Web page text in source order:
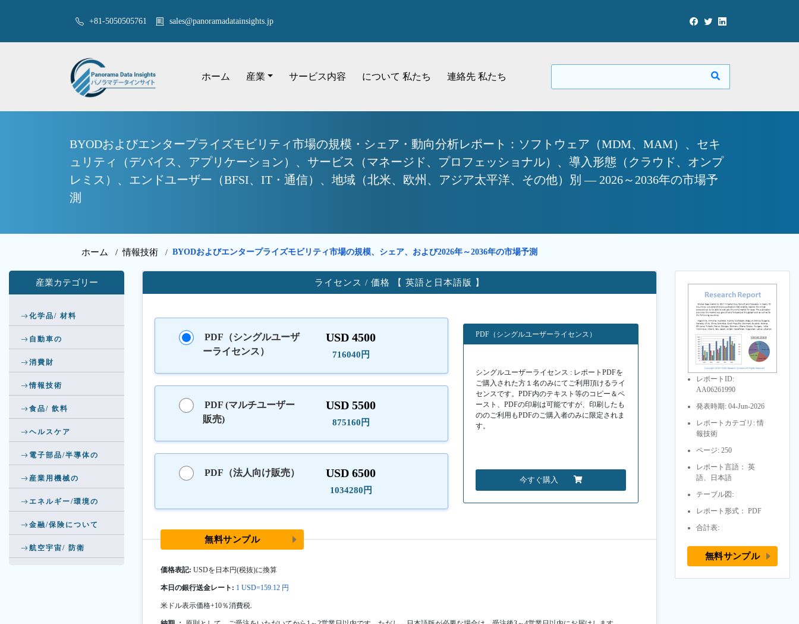
+81-5050505761 sales@panoramadatainsights.jp
ホーム 産業 サービス内容 について 私たち 連絡先 私たち
BYODおよびエンタープライズモビリティ市場の規模・シェア・動向分析レポート：ソフトウェア（MDM、MAM）、セキ
ュリティ（デバイス、アプリケーション）、サービス（マネージド、プロフェッショナル）、導入形態（クラウド、オンプ
レミス）、エンドユーザー（BFSI、IT・通信）、地域（北米、欧州、アジア太平洋、その他）別 ― 2026～2036年の市場予
測
ホーム /情報技術 / BYODおよびエンタープライズモビリティ市場の規模、シェア、および2026年～2036年の市場予測
産業カテゴリー
化学品/ 材料
自動車の
消費財
情報技術
食品/ 飲料
ヘルスケア
電子部品/半導体の
産業用機械の
エネルギー/環境の
金融/保険について
航空宇宙/ 防衛
ライセンス / 価格 【 英語と日本語版 】
PDF（シングルユーザ
ーライセンス）
USD 4500
716040円
PDF (マルチユーザー
販売)
USD 5500
875160円
PDF（法人向け販売） USD 6500
1034280円
PDF（シングルユーザーライセンス）
シングルユーザーライセンス : レポートPDFを
ご購入された方１名のみにてご利用頂けるライ
センスです。PDF内のテキスト等のコピー＆ペ
ースト、PDFの印刷は可能ですが、印刷したも
ののご利用もPDFのご購入者のみに限定されま
す。
今すぐ購入
無料サンプル
価格表記: USDを日本円(税抜)に換算
本日の銀行送金レート: 1 USD=159.12 円
米ドル表示価格+10％消費税.
レポートID:
AA06261990
発表時期: 04-Jun-2026
レポートカテゴリ: 情
報技術
ページ: 250
レポート言語： 英
語、日本語
テーブル図:
レポート形式： PDF
合計表:
無料サンプル